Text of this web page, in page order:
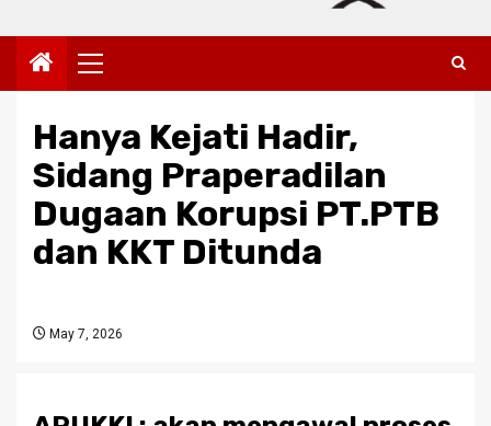
Primary
Menu
Hanya Kejati Hadir,
Sidang Praperadilan
Dugaan Korupsi PT.PTB
dan KKT Ditunda
May 7, 2026